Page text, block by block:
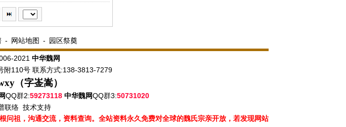
- 网站地图 - 园区祭奠
2021 中华魏网
附110号 联系方式:138-3813-7279
（字崟嵩）
QQ群2:59273118 中华魏网QQ群3:50731020
联络 技术支持
祖，沟通交流，资料查询。全站资料永久免费对全球的魏氏宗亲开放，若发现网站